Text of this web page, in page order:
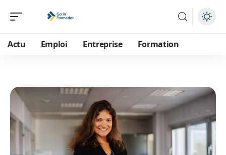
Actu Emploi Entreprise Formation